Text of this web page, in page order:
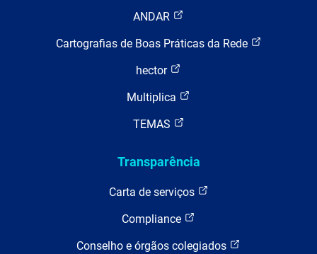
ANDAR
Cartografias de Boas Práticas da Rede
hector
Multiplica
TEMAS
Transparência
Carta de serviços
Compliance
Conselho e órgãos colegiados